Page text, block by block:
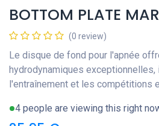
BOTTOM PLATE
(0 review)
Le disque de fond pour l'apnée
hydrodynamiques exceptionnelles,
l'entraînement et les compétitions
4 people are viewing this right